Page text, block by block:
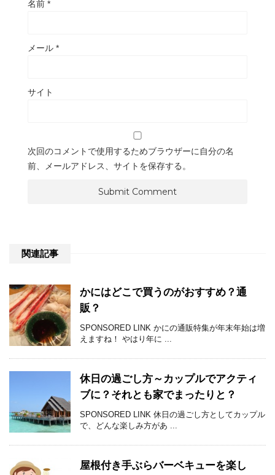
名前 *
メール *
サイト
次回のコメントで使用するためブラウザーに自分の名
前、メールアドレス、サイトを保存する。
関連記事
かにはどこで買うのがおすすめ？通
販？
SPONSORED LINK かにの通販特集が年末年始は増
えますね！ やはり年に ...
休日の過ごし方～カップルでアクティ
ブに？それとも家でまったりと？
SPONSORED LINK 休日の過ごし方としてカップル
で、どんな楽しみ方があ ...
屋根付き手ぶらバーベキューを楽し